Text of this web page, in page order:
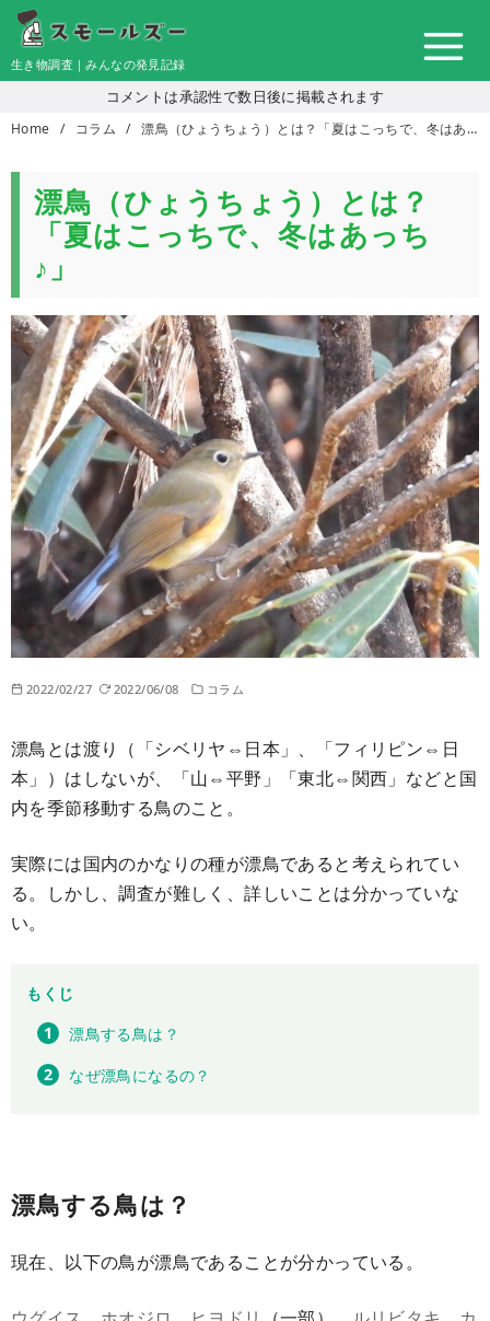
コ
テ
ツ
生き物調査｜みんなの発見記録
コメントは承認性で数日後に掲載されます
Home コラム 漂鳥（ひょうちょう）とは？「夏はこっちで、冬はあっち♪」
漂鳥（ひょうちょう）とは？
「夏はこっちで、冬はあっち
♪」
2022/02/27 2022/06/08 コラム
漂鳥とは渡り（「シベリヤ⇔日本」、「フィリピン⇔日
本」）はしないが、「山⇔平野」「東北⇔関西」などと国
内を季節移動する鳥のこと。
実際には国内のかなりの種が漂鳥であると考えられてい
る。しかし、調査が難しく、詳しいことは分かっていな
い。
もくじ
漂鳥する鳥は？
なぜ漂鳥になるの？
漂鳥する鳥は？
現在、以下の鳥が漂鳥であることが分かっている。